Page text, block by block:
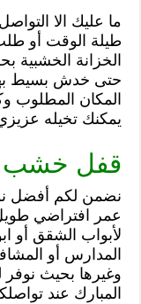
ما عليك الا
طيلة الوقت أو
الخزانة الخشبية
حتى خدش بسيط
المكان المطلوب
يمكنك تخيله
قفل خشب
نضمن لكم أفضل
عمر افتراضي
لأبواب الشقق أو
المدارس أو
وغيرها بحيث
المبارك عند